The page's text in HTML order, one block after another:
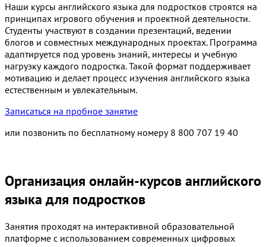
Наши курсы английского языка для подростков строятся на
принципах игрового обучения и проектной деятельности.
Студенты участвуют в создании презентаций, ведении
блогов и совместных международных проектах. Программа
адаптируется под уровень знаний, интересы и учебную
нагрузку каждого подростка. Такой формат поддерживает
мотивацию и делает процесс изучения английского языка
естественным и увлекательным.
Записаться на пробное занятие
или позвонить по бесплатному номеру 8 800 707 19 40
Организация онлайн-курсов английского
языка для подростков
Занятия проходят на интерактивной образовательной
платформе с использованием современных цифровых